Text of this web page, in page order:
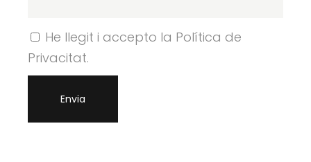
He llegit i accepto la Política de
Privacitat.